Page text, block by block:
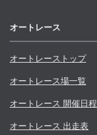
オートレース
オートレーストップ
オートレース場一覧
オートレース 開催日程
オートレース 出走表